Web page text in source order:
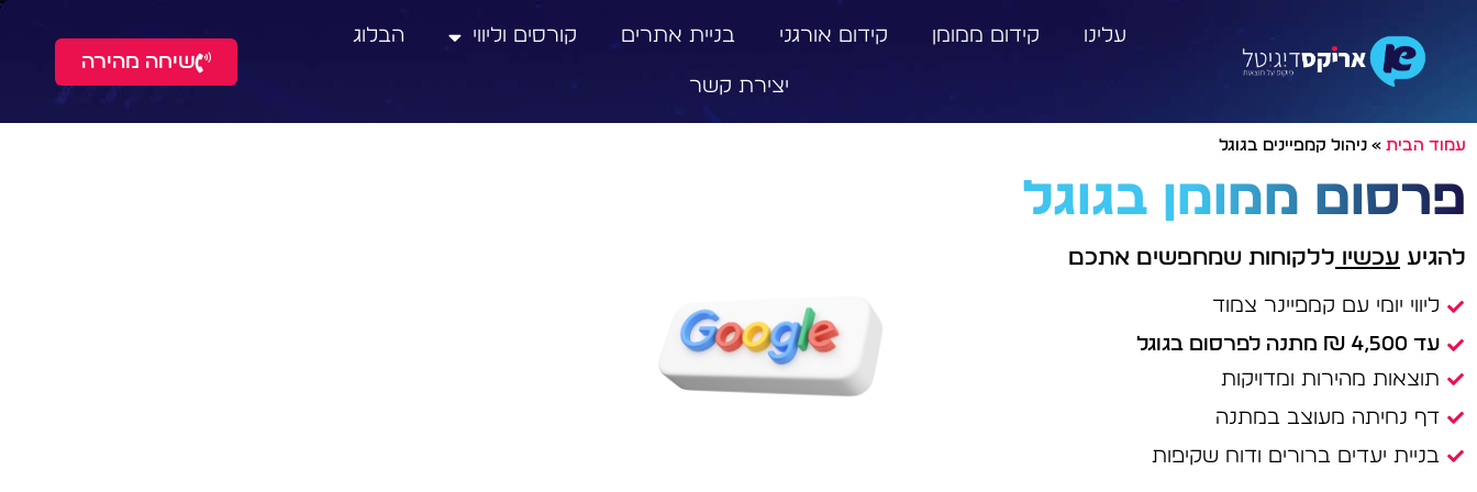
עלינו קידום ממומן קידום אורגני בניית אתרים קורסים וליווי הבלוג
יצירת קשר
שיחה מהירה
עמוד הבית » ניהול קמפיינים בגוגל
פרסום ממומן בגוגל
להגיע עכשיו ללקוחות שמחפשים אתכם
ליווי יומי עם קמפיינר צמוד
עד 4,500 ₪ מתנה לפרסום בגוגל
תוצאות מהירות ומדויקות
דף נחיתה מעוצב במתנה
בניית יעדים ברורים ודוח שקיפות